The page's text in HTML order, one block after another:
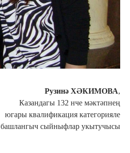
Рузинә ХӘКИМОВА,
Казандагы 132 нче мәктәпнең
югары квалификация категорияле
башлангыч сыйныфлар укытучысы